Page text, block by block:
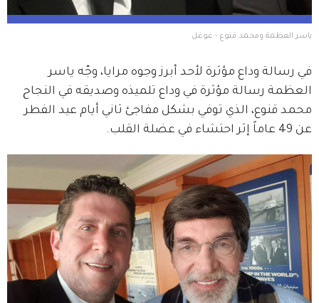
ياسر العظمة ومحمد قنوع - غوغل
في رسالة وداع مؤثرة لأحد أبرز وجوه مرايا، وجّه ياسر
العظمة رسالة مؤثرة في وداع تلميذه وصديقه في النجاح
محمد قنوع، الذي توفي بشكل مفاجئ ثاني أيام عيد الفطر
عن 49 عاماً إثر احتشاء في عضلة القلب.